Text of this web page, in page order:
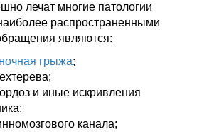
лечат многие патологии
распространенными
являются:
грыжа;
и иные искривления
канала;